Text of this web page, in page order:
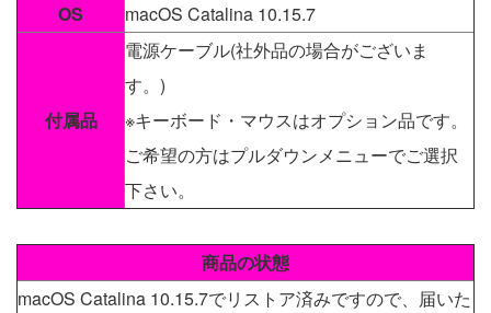
OS
macOS Catalina 10.15.7
付属品
電源ケーブル(社外品の場合がございま
す。)
※キーボード・マウスはオプション品です。
ご希望の方はプルダウンメニューでご選択
下さい。
商品の状態
macOS Catalina 10.15.7でリストア済みですので、届いた